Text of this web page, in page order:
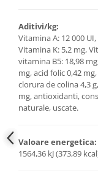
Aditivi/kg:
Vitamina A: 12 000
Vitamina K: 5,2 mg,
vitamina B5: 18,98
mg, acid folic 0,42
clorura de colina 4,3
mg, antioxidanti,
naturale, uscate.
Valoare energetica:
1564,36 kJ (373,89